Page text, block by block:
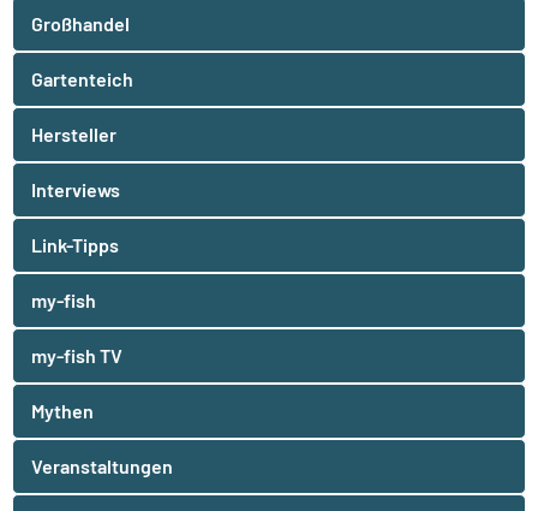
Großhandel
Gartenteich
Hersteller
Interviews
Link-Tipps
my-fish
my-fish TV
Mythen
Veranstaltungen